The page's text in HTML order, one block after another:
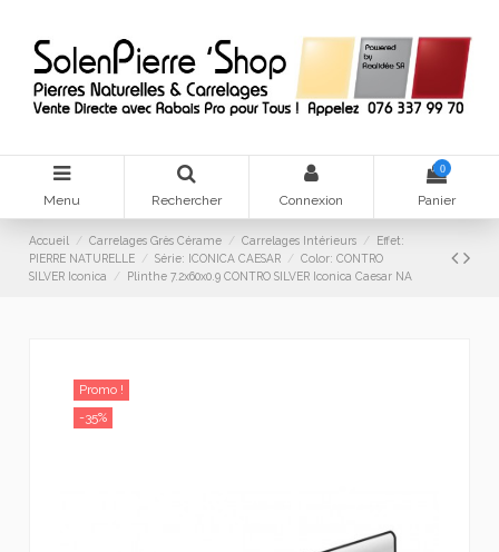
Menu Rechercher Connexion
0
Panier
Accueil Carrelages Grès Cérame Carrelages Intérieurs
Effet:
PIERRE NATURELLE
Série: ICONICA CAESAR
Color: CONTRO
SILVER Iconica
Plinthe 7.2x60x0.9 CONTRO SILVER Iconica Caesar NA
Promo !
-35%